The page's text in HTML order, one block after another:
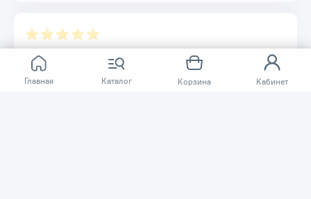
Главная Каталог Корзина Кабинет
Отзывов ещё нет.
Расскажите о товаре, который приобрели у нас.